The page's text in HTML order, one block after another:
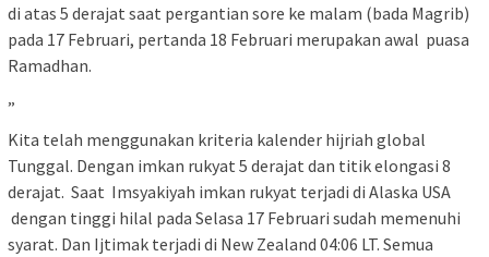
di atas 5 derajat saat pergantian sore ke malam (bada Magrib)
pada 17 Februari, pertanda 18 Februari merupakan awal puasa
Ramadhan.
”
Kita telah menggunakan kriteria kalender hijriah global
Tunggal. Dengan imkan rukyat 5 derajat dan titik elongasi 8
derajat. Saat Imsyakiyah imkan rukyat terjadi di Alaska USA
dengan tinggi hilal pada Selasa 17 Februari sudah memenuhi
syarat. Dan Ijtimak terjadi di New Zealand 04:06 LT. Semua